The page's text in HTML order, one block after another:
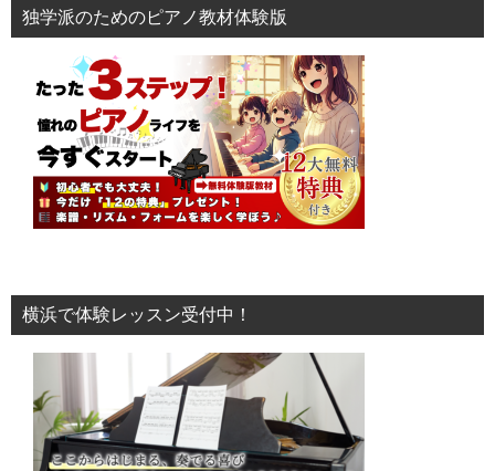
独学派のためのピアノ教材体験版
横浜で体験レッスン受付中！